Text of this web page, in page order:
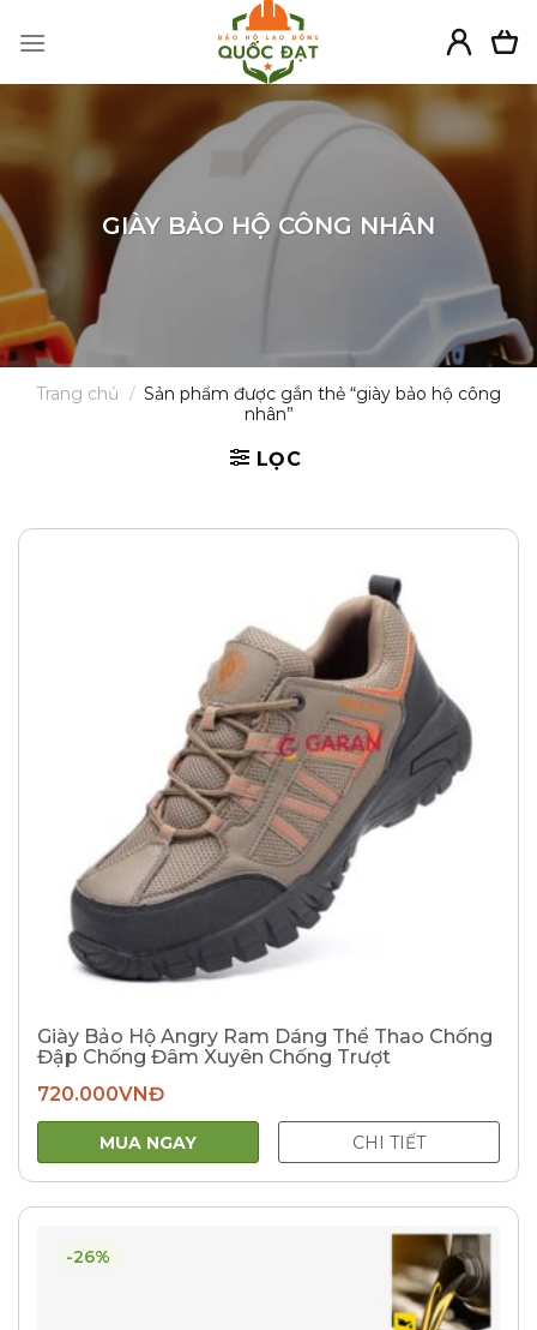
GIÀY BẢO HỘ CÔNG NHÂN
Trang chủ / Sản phẩm được gắn thẻ “giày bảo hộ công
nhân”
LỌC
Giày Bảo Hộ Angry Ram Dáng Thể Thao Chống
Đập Chống Đâm Xuyên Chống Trượt
720.000VNĐ
MUA NGAY CHI TIẾT
-26%